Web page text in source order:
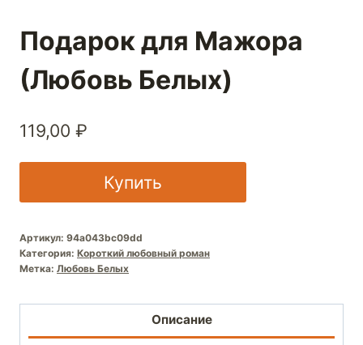
Подарок для Мажора
(Любовь Белых)
119,00 ₽
Купить
Артикул: 94a043bc09dd
Категория: Короткий любовный роман
Метка: Любовь Белых
Описание